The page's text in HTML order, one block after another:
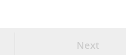
Next